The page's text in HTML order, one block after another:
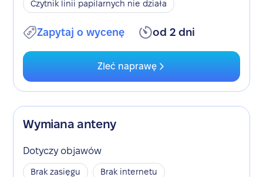
Czytnik linii papilarnych nie działa
Zapytaj o wycenę od 2 dni
Zleć naprawę
Wymiana anteny
Dotyczy objawów
Brak zasięgu
Brak internetu